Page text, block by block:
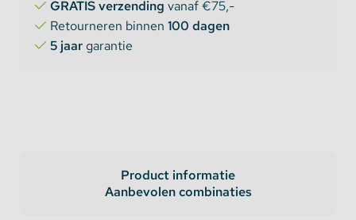
GRATIS verzending vanaf €75,-
Retourneren binnen 100 dagen
5 jaargarantie
Product informatie
Aanbevolen combinaties